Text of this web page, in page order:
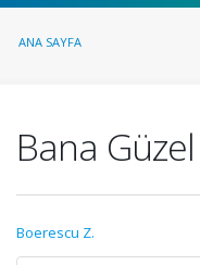
ANA SAYFA
Bana
Boerescu Z.